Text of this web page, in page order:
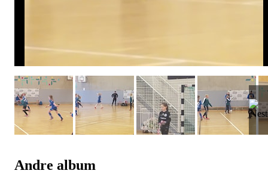
Andre album